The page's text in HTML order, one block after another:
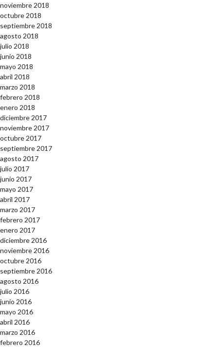
noviembre 2018
octubre 2018
septiembre 2018
agosto 2018
julio 2018
junio 2018
mayo 2018
abril 2018
marzo 2018
febrero 2018
enero 2018
diciembre 2017
noviembre 2017
octubre 2017
septiembre 2017
agosto 2017
julio 2017
junio 2017
mayo 2017
abril 2017
marzo 2017
febrero 2017
enero 2017
diciembre 2016
noviembre 2016
octubre 2016
septiembre 2016
agosto 2016
julio 2016
junio 2016
mayo 2016
abril 2016
marzo 2016
febrero 2016